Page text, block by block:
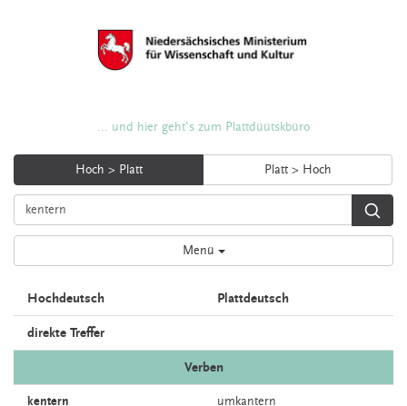
... und hier geht's zum Plattdüütskbüro
Hoch > Platt Platt > Hoch
Menü
Hochdeutsch Plattdeutsch
direkte Treffer
Verben
kentern umkantern